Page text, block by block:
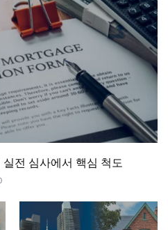
전 심사에서 핵심 척도